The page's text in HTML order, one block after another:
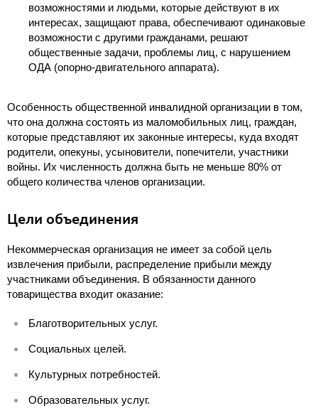
возможностями и людьми, которые действуют в их
интересах, защищают права, обеспечивают одинаковые
возможности с другими гражданами, решают
общественные задачи, проблемы лиц, с нарушением
ОДА (опорно-двигательного аппарата).
Особенность общественной инвалидной организации в том,
что она должна состоять из маломобильных лиц, граждан,
которые представляют их законные интересы, куда входят
родители, опекуны, усыновители, попечители, участники
войны. Их численность должна быть не меньше 80% от
общего количества членов организации.
Цели объединения
Некоммерческая организация не имеет за собой цель
извлечения прибыли, распределение прибыли между
участниками объединения. В обязанности данного
товарищества входит оказание:
Благотворительных услуг.
Социальных целей.
Культурных потребностей.
Образовательных услуг.